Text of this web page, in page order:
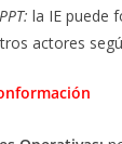
la IE puede
actores